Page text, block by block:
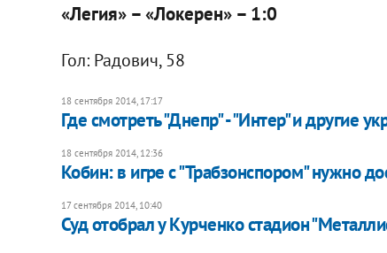
«Легия» – «Локерен» – 1:0
Гол: Радович, 58
18 сентября 2014, 17:17
Где смотреть "Днепр" - "Интер" и другие
18 сентября 2014, 12:36
Кобин: в игре с "Трабзонспором" нужно
17 сентября 2014, 10:40
Суд отобрал у Курченко стадион